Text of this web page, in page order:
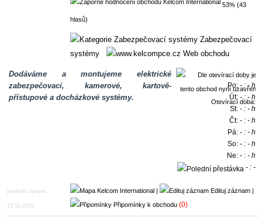
53% (43
hlasů)
Zabezpečovací
systémy
Web obchodu
Dodáváme a montujeme elektrické
zabezpečovací, kamerové, kartově-
přístupové a docházkové systémy.
Otevírací doba:
Po:- : - h
Út:- : - h
St:- : - h
Čt:- : - h
Pá:- : - h
So:- : - h
Ne:- : - h
- : -
poslední úprava
15.10.2015
| Edituj záznam|
Připomínky k obchodu (0)